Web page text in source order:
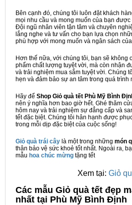
Bên cạnh đó, chúng tôi luôn đặt khách
mọi nhu cầu và mong muốn của bạn
Đội ngũ nhân viên tận tâm và chuyên
lắng nghe và tư vấn cho bạn lựa chọn
phù hợp với mong muốn và ngân sách
Hơn thế nữa, với chúng tôi, bạn sẽ không
phẩm chất lượng tuyệt vời, mà còn nhận
và trải nghiệm mua sắm tuyệt vời. Chúng
hẹn và đảm bảo sự an tâm trong quá trình
Hãy để Shop Giỏ quà tết Phù Mỹ Bình
nên ý nghĩa hơn bao giờ hết. Ghé thăm
hôm nay và trải nghiệm sự đẳng cấp và
tết đặc biệt. Chúng tôi hân hạnh được
trong mỗi dịp đặc biệt của cuộc sống!
Giỏ quà trái cây là một trong những món
thân bảo vệ sức khoẻ tốt nhất. Ngoài ra,
mẫu hoa chúc mừng tặng tết
Xem tại: Giỏ
Các mẫu Giỏ quà tết đẹp
nhất tại Phù Mỹ Bình Định